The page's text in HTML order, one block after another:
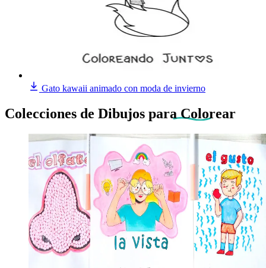
Gato kawaii animado con moda de invierno
Colecciones de Dibujos para Colorear